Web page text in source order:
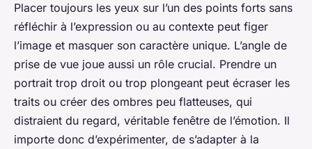
Placer toujours les yeux sur l’un des points forts sans
réfléchir à l’expression ou au contexte peut figer
l’image et masquer son caractère unique. L’angle de
prise de vue joue aussi un rôle crucial. Prendre un
portrait trop droit ou trop plongeant peut écraser les
traits ou créer des ombres peu flatteuses, qui
distraient du regard, véritable fenêtre de l’émotion. Il
importe donc d’expérimenter, de s’adapter à la